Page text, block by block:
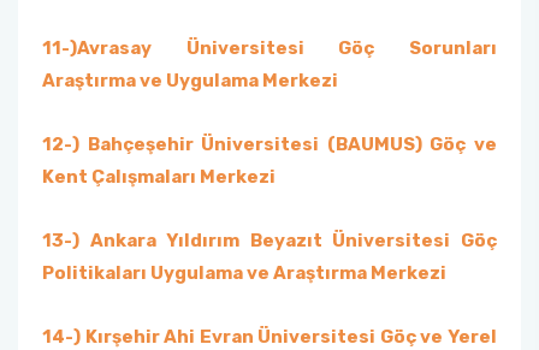
11-)Avrasay Üniversitesi Göç Sorunları
Araştırma ve Uygulama Merkezi
12-) Bahçeşehir Üniversitesi (BAUMUS) Göç ve
Kent Çalışmaları Merkezi
13-) Ankara Yıldırım Beyazıt Üniversitesi Göç
Politikaları Uygulama ve Araştırma Merkezi
14-) Kırşehir Ahi Evran Üniversitesi Göç ve Yerel